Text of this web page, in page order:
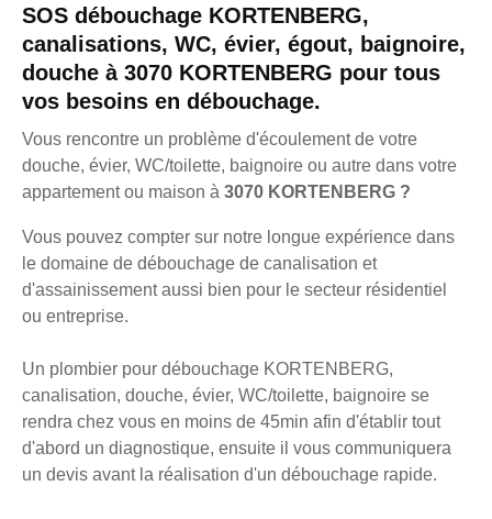
SOS débouchage KORTENBERG,
canalisations, WC, évier, égout, baignoire,
douche à 3070 KORTENBERG pour tous
vos besoins en débouchage.
Vous rencontre un problème d'écoulement de votre
douche, évier, WC/toilette, baignoire ou autre dans votre
appartement ou maison à 3070 KORTENBERG ?
Vous pouvez compter sur notre longue expérience dans
le domaine de débouchage de canalisation et
d'assainissement aussi bien pour le secteur résidentiel
ou entreprise.
Un plombier pour débouchage KORTENBERG,
canalisation, douche, évier, WC/toilette, baignoire se
rendra chez vous en moins de 45min afin d'établir tout
d'abord un diagnostique, ensuite il vous communiquera
un devis avant la réalisation d'un débouchage rapide.